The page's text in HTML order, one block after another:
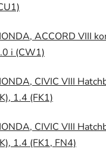
ACCORD VIII
i (CW1)
CIVIC VIII
1.4 (FK1)
CIVIC VIII
1.4 (FK1, FN4)